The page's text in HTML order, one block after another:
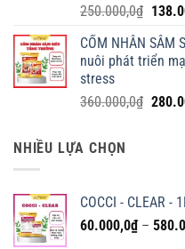
250.000,0₫ Giá
là:
CỐM NHÂN SÂM
nuôi phát triển
stress
360.000,0₫ Giá
NHIỀU LỰA CHỌN
COCCI - CLEAR
60.000,0₫ –